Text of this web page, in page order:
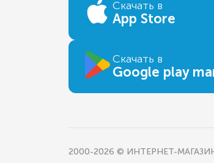
Скачать в
App Store
Скачать в
Google play
2000-2026 © ИНТЕРНЕТ-